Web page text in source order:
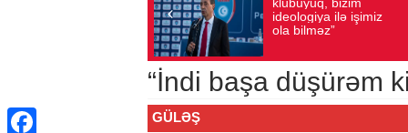
ideologiya ilə işimiz
ola bilməz”
“İndi başa düşürəm
GÜLƏŞ